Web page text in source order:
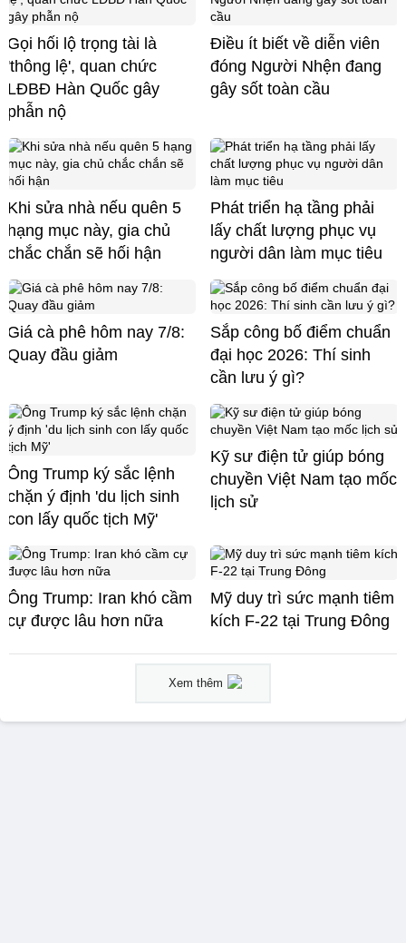
Gọi hối lộ trọng tài là
'thông lệ', quan chức
LĐBĐ Hàn Quốc gây
phẫn nộ
Điều ít biết về diễn viên
đóng Người Nhện đang
gây sốt toàn cầu
Khi sửa nhà nếu quên 5
hạng mục này, gia chủ
chắc chắn sẽ hối hận
Phát triển hạ tầng phải
lấy chất lượng phục vụ
người dân làm mục tiêu
Giá cà phê hôm nay 7/8:
Quay đầu giảm
Sắp công bố điểm chuẩn
đại học 2026: Thí sinh
cần lưu ý gì?
Ông Trump ký sắc lệnh
chặn ý định 'du lịch sinh
con lấy quốc tịch Mỹ'
Kỹ sư điện tử giúp bóng
chuyền Việt Nam tạo mốc
lịch sử
Ông Trump: Iran khó cầm
cự được lâu hơn nữa
Mỹ duy trì sức mạnh tiêm
kích F-22 tại Trung Đông
Xem thêm